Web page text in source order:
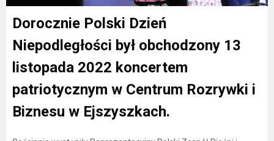
Dorocznie Polski Dzień
Niepodległości był obchodzony 13
listopada 2022 koncertem
patriotycznym w Centrum Rozrywki i
Biznesu w Ejszyszkach.